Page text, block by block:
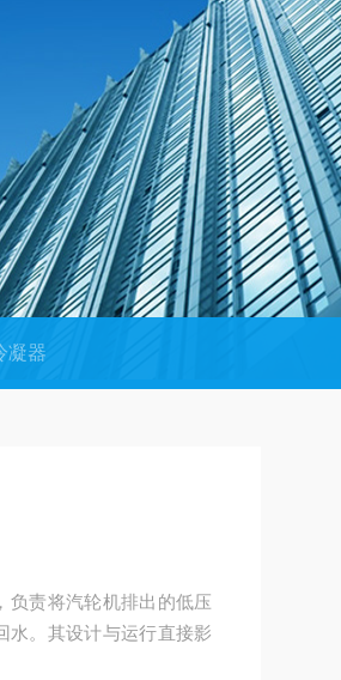
凝器
负责将汽轮机排出的低压
水。其设计与运行直接影